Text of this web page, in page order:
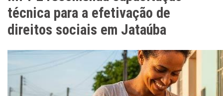
técnica para a efetivação de
direitos sociais em Jataúba